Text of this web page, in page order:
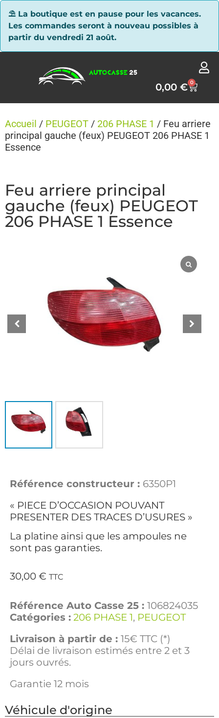
⛱ La boutique est en pause pour les vacances.
Les commandes seront à nouveau possibles à
partir du vendredi 21 août.
0,00€ 0
Accueil / PEUGEOT / 206 PHASE 1 / Feu arriere
principal gauche (feux) PEUGEOT 206 PHASE 1
Essence
Feu arriere principal
gauche (feux) PEUGEOT
206 PHASE 1 Essence
Référence constructeur : 6350P1
« PIECE D’OCCASION POUVANT
PRESENTER DES TRACES D’USURES »
La platine ainsi que les ampoules ne
sont pas garanties.
30,00 € TTC
Référence Auto Casse 25 : 106824035
Catégories : 206 PHASE 1, PEUGEOT
Livraison à partir de : 15€ TTC (*)
Délai de livraison estimés entre 2 et 3
jours ouvrés.
Garantie 12 mois
Véhicule d'origine
Panneau de gestion des cookies